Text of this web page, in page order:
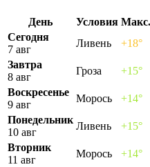
День Условия Макс.
Сегодня
7 авг
Ливень +18°
Завтра
8 авг
Гроза +15°
Воскресенье
9 авг
Морось +14°
Понедельник
10 авг
Ливень +15°
Вторник
11 авг
Морось +14°